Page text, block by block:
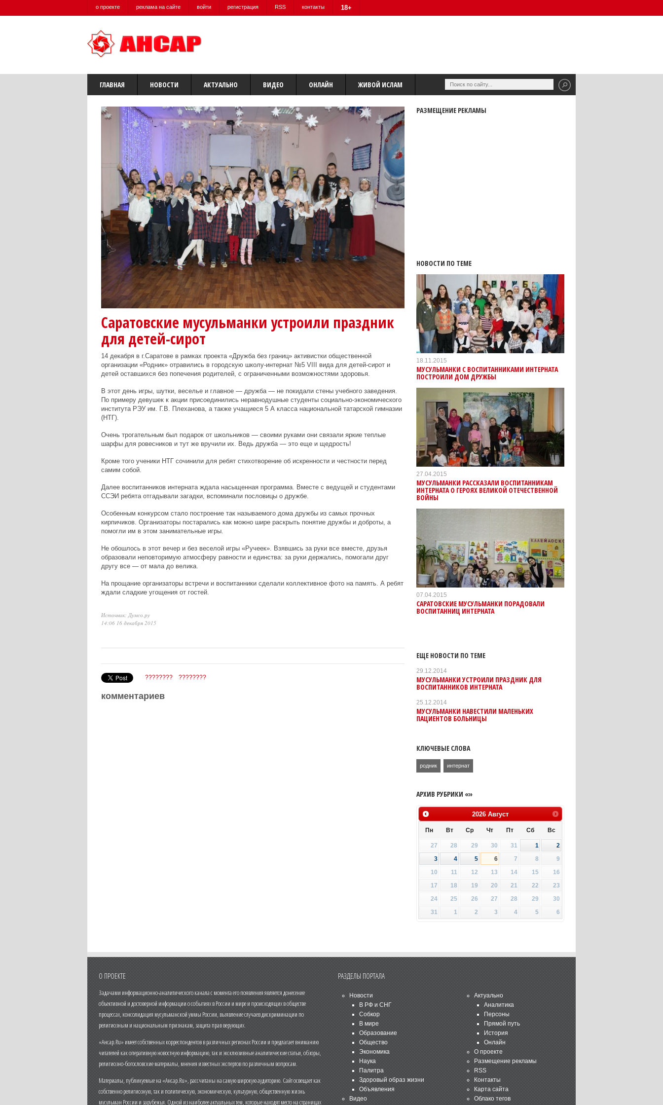
о проекте реклама на сайте войти регистрация RSS контакты 18+
ГЛАВНАЯ НОВОСТИ АКТУАЛЬНО ВИДЕО ОНЛАЙН ЖИВОЙ ИСЛАМ
Саратовские мусульманки устроили праздник
для детей-сирот
14 декабря в г.Саратове в рамках проекта «Дружба без границ» активистки общественной
организации «Родник» отравились в городскую школу-интернат №5 VIII вида для детей-сирот и
детей оставшихся без попечения родителей, с ограниченными возможностями здоровья.
В этот день игры, шутки, веселье и главное — дружба — не покидали стены учебного заведения.
По примеру девушек к акции присоединились неравнодушные студенты социально-экономического
института РЭУ им. Г.В. Плеханова, а также учащиеся 5 А класса национальной татарской гимназии
(НТГ).
Очень трогательным был подарок от школьников — своими руками они связали яркие теплые
шарфы для ровесников и тут же вручили их. Ведь дружба — это еще и щедрость!
Кроме того ученики НТГ сочинили для ребят стихотворение об искренности и честности перед
самим собой.
Далее воспитанников интерната ждала насыщенная программа. Вместе с ведущей и студентами
ССЭИ ребята отгадывали загадки, вспоминали пословицы о дружбе.
Особенным конкурсом стало построение так называемого дома дружбы из самых прочных
кирпичиков. Организаторы постарались как можно шире раскрыть понятие дружбы и доброты, а
помогли им в этом занимательные игры.
Не обошлось в этот вечер и без веселой игры «Ручеек». Взявшись за руки все вместе, друзья
образовали неповторимую атмосферу равности и единства: за руки держались, помогали друг
другу все — от мала до велика.
На прощание организаторы встречи и воспитанники сделали коллективное фото на память. А ребят
ждали сладкие угощения от гостей.
Источник: Думсо.ру
14:06 16 декабря 2015
???????? ????????
комментариев
РАЗМЕЩЕНИЕ РЕКЛАМЫ
НОВОСТИ ПО ТЕМЕ
18.11.2015
МУСУЛЬМАНКИ С ВОСПИТАННИКАМИ ИНТЕРНАТА
ПОСТРОИЛИ ДОМ ДРУЖБЫ
27.04.2015
МУСУЛЬМАНКИ РАССКАЗАЛИ ВОСПИТАННИКАМ
ИНТЕРНАТА О ГЕРОЯХ ВЕЛИКОЙ ОТЕЧЕСТВЕННОЙ
ВОЙНЫ
07.04.2015
САРАТОВСКИЕ МУСУЛЬМАНКИ ПОРАДОВАЛИ
ВОСПИТАННИЦ ИНТЕРНАТА
ЕЩЕ НОВОСТИ ПО ТЕМЕ
29.12.2014
МУСУЛЬМАНКИ УСТРОИЛИ ПРАЗДНИК ДЛЯ
ВОСПИТАННИКОВ ИНТЕРНАТА
25.12.2014
МУСУЛЬМАНКИ НАВЕСТИЛИ МАЛЕНЬКИХ
ПАЦИЕНТОВ БОЛЬНИЦЫ
КЛЮЧЕВЫЕ СЛОВА
родник интернат
АРХИВ РУБРИКИ «»
2026 Август
Пн Вт Ср Чт Пт Сб Вс
27 28 29 30 31 1
2
3
4 5 6 7 8
9
10
11 12 13 14 15
16
17
18 19 20 21 22
23
24
25 26 27 28 29
30
31
1 2 3 4 5 6
О ПРОЕКТЕ
Задачами информационно-аналитического канала с момента его появления является донесение
объективной и достоверной информации о событиях в России и мире и происходящих в обществе
процессах, консолидация мусульманской уммы России, выявление случаев дискриминации по
религиозным и национальным признакам, защита прав верующих.
«Ансар.Ru» имеет собственных корреспондентов в различных регионах России и предлагает вниманию
читателей как оперативную новостную информацию, так и эксклюзивные аналитические статьи, обзоры,
религиозно-богословские материалы, мнения известных экспертов по различным вопросам.
Материалы, публикуемые на «Ансар.Ru», рассчитаны на самую широкую аудиторию. Сайт освещает как
собственно религиозную, так и политическую, экономическую, культурную, общественную жизнь
мусульман России и зарубежья. Одной из наиболее актуальных тем, которые находят место на страницах
РАЗДЕЛЫ ПОРТАЛА
Новости
В РФ и СНГ
Собкор
В мире
Образование
Общество
Экономика
Наука
Палитра
Здоровый образ жизни
Объявления
Видео
Актуально
Аналитика
Персоны
Прямой путь
История
Онлайн
О проекте
Размещение рекламы
RSS
Контакты
Карта сайта
Облако тегов